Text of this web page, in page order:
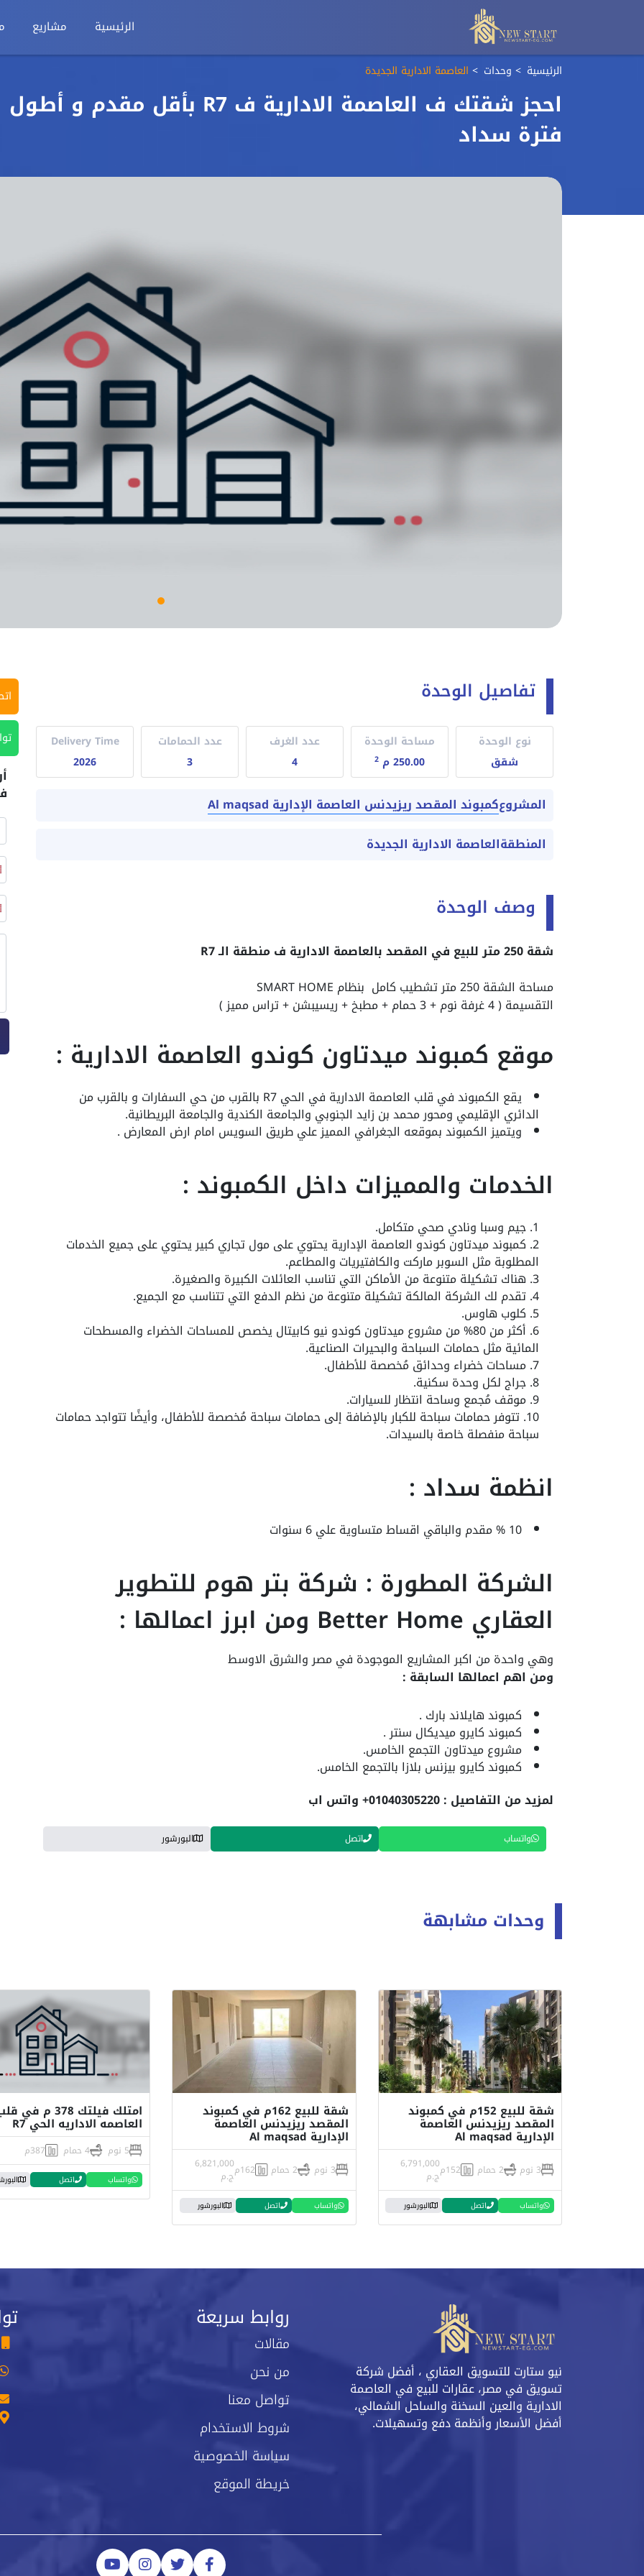
الرئيسية مشاريع
الرئيسية وحدات العاصمة الادارية الجديدة
احجز شقتك ف العاصمة الادارية ف R7 بأقل مقدم و أطول
فترة سداد
تفاصيل الوحدة
نوع الوحدة
شقق
مساحة الوحدة
250.00 م
2
عدد الغرف
4
عدد الحمامات
3
Delivery Time
2026
المشروعكمبوند المقصد ريزيدنس العاصمة الإدارية Al maqsad
المنطقةالعاصمة الادارية الجديدة
وصف الوحدة
شقة 250 متر للبيع في المقصد بالعاصمة الادارية ف منطقة الـ R7
مساحة الشقة 250 متر تشطيب كامل بنظام SMART HOME
التقسيمة ( 4 غرفة نوم + 3 حمام + مطبخ + ريسيبشن + تراس مميز )
موقع كمبوند ميدتاون كوندو العاصمة الادارية :
يقع الكمبوند في قلب العاصمة الادارية في الحي R7 بالقرب من حي السفارات و بالقرب من
الدائري الإقليمي ومحور محمد بن زايد الجنوبي والجامعة الكندية والجامعة البريطانية.
ويتميز الكمبوند بموقعه الجغرافي المميز علي طريق السويس امام ارض المعارض .
الخدمات والمميزات داخل الكمبوند :
جيم وسبا ونادي صحي متكامل.
كمبوند ميدتاون كوندو العاصمة الإدارية يحتوي على مول تجاري كبير يحتوي على جميع الخدمات
المطلوبة مثل السوبر ماركت والكافتيريات والمطاعم.
هناك تشكيلة متنوعة من الأماكن التي تناسب العائلات الكبيرة والصغيرة.
تقدم لك الشركة المالكة تشكيلة متنوعة من نظم الدفع التي تتناسب مع الجميع.
كلوب هاوس.
أكثر من 80% من مشروع ميدتاون كوندو نيو كابيتال يخصص للمساحات الخضراء والمسطحات
المائية مثل حمامات السباحة والبحيرات الصناعية.
مساحات خضراء وحدائق مُخصصة للأطفال.
جراج لكل وحدة سكنية.
موقف مُجمع وساحة انتظار للسيارات.
تتوفر حمامات سباحة للكبار بالإضافة إلى حمامات سباحة مُخصصة للأطفال، وأيضًا تتواجد حمامات
سباحة منفصلة خاصة بالسيدات.
انظمة سداد :
10 % مقدم والباقي اقساط متساوية علي 6 سنوات
الشركة المطورة : شركة بتر هوم للتطوير
العقاري Better Home ومن ابرز اعمالها :
وهي واحدة من اكبر المشاريع الموجودة في مصر والشرق الاوسط
ومن اهم اعمالها السابقة :
كمبوند هايلاند بارك .
كمبوند كايرو ميديكال سنتر .
مشروع ميدتاون التجمع الخامس.
كمبوند كايرو بيزنس بلازا بالتجمع الخامس.
لمزيد من التفاصيل : 01040305220+ واتس اب
واتساب اتصل البورشور
وحدات مشابهة
شقة للبيع 152م في كمبوند
المقصد ريزيدنس العاصمة
الإدارية Al maqsad
3 نوم 2 حمام 152م 6,791,000
ج.م
واتساب اتصل البورشور
شقة للبيع 162م في كمبوند
المقصد ريزيدنس العاصمة
الإدارية Al maqsad
3 نوم 2 حمام 162م 6,821,000
ج.م
واتساب اتصل البورشور
امتلك فيلتك 378 م في
العاصمه الاداريه الحي R7
5 نوم 4 حمام 387م
واتساب اتصل
نيو ستارت للتسويق العقاري ، أفضل شركة
تسويق في مصر، عقارات للبيع في العاصمة
الادارية والعين السخنة والساحل الشمالي،
أفضل الأسعار وأنظمة دفع وتسهيلات.
روابط سريعة
مقالات
من نحن
تواصل معنا
شروط الاستخدام
سياسة الخصوصية
خريطة الموقع